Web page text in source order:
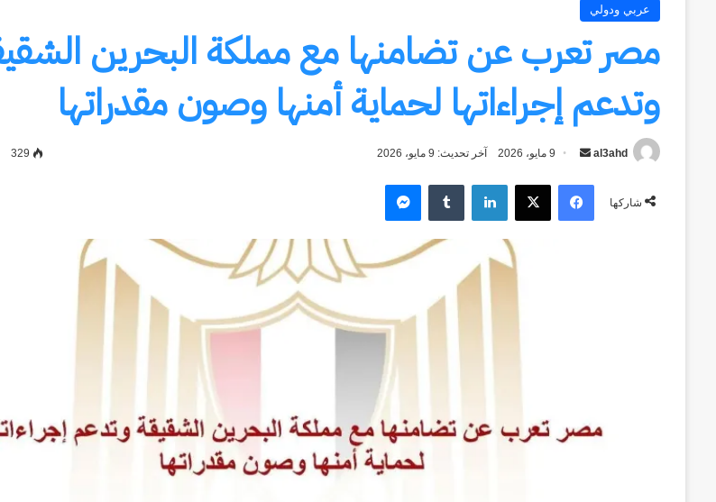
عربي ودولي
مصر تعرب عن تضامنها مع مملكة البحرين
وتدعم إجراءاتها لحماية أمنها وصون مقدراتها
al3ahd
أرسل
إلكترونيا
9 مايو، 2026 آخر تحديث: 9 مايو، 2026 329
شاركها
فيسبوك‫X لينكدإن
‏Tumblr ماسنجر